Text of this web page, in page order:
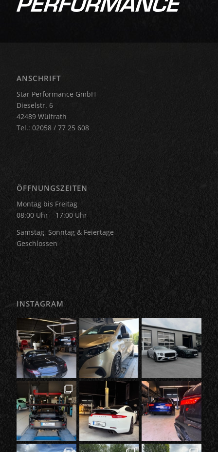
ANSCHRIFT
Star Performance GmbH
Dieselstr. 6
42489 Wülfrath
Tel.: 02058 / 77 25 608
ÖFFNUNGSZEITEN
Montag bis Freitag
08:00 Uhr – 17:00 Uhr
Samstag, Sonntag & Feiertage
Geschlossen
INSTAGRAM